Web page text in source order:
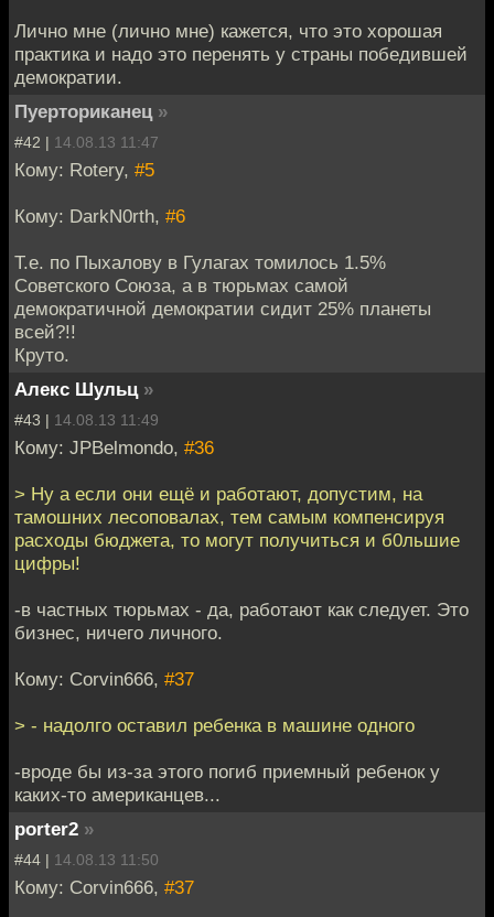
Лично мне (лично мне) кажется, что это хорошая
практика и надо это перенять у страны победившей
демократии.
Пуерториканец »
#42 | 14.08.13 11:47
Кому: Rotery, #5
Кому: DarkN0rth, #6
Т.е. по Пыхалову в Гулагах томилось 1.5%
Советского Союза, а в тюрьмах самой
демократичной демократии сидит 25% планеты
всей?!!
Круто.
Алекс Шульц »
#43 | 14.08.13 11:49
Кому: JPBelmondo, #36
> Ну а если они ещё и работают, допустим, на
тамошних лесоповалах, тем самым компенсируя
расходы бюджета, то могут получиться и б0льшие
цифры!
-в частных тюрьмах - да, работают как следует. Это
бизнес, ничего личного.
Кому: Corvin666, #37
> - надолго оставил ребенка в машине одного
-вроде бы из-за этого погиб приемный ребенок у
каких-то американцев...
porter2 »
#44 | 14.08.13 11:50
Кому: Corvin666, #37